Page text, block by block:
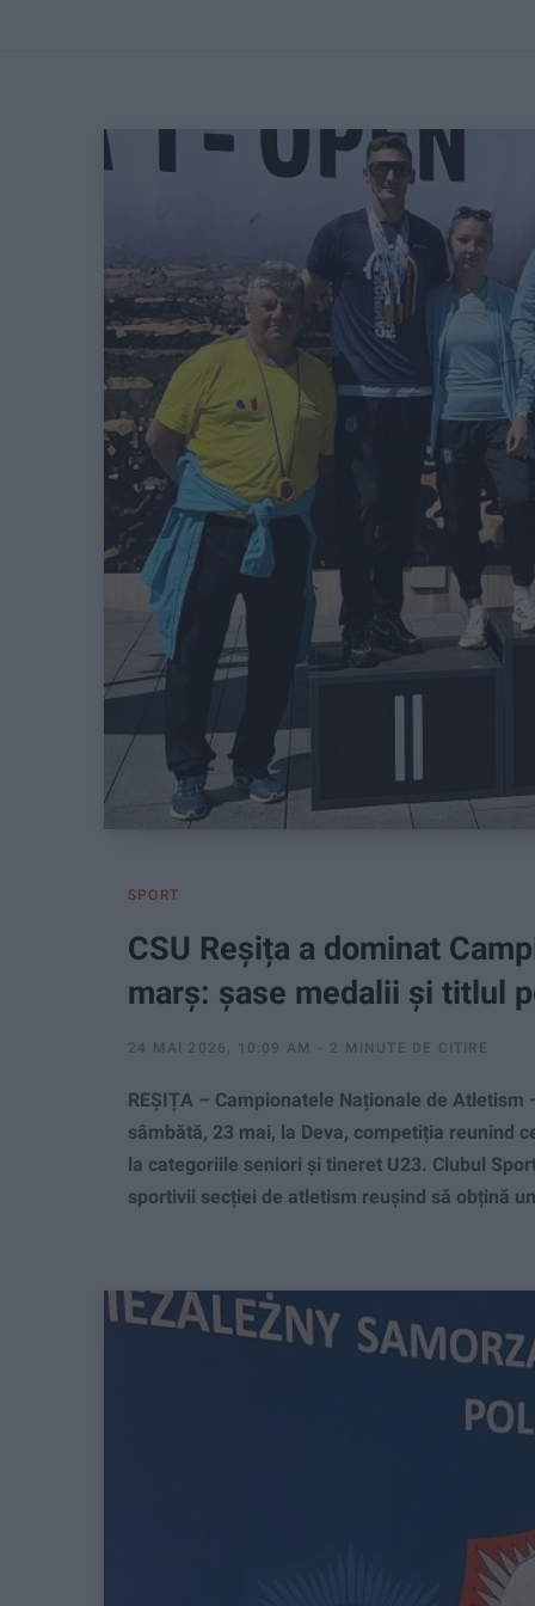
SPORT
CSU Reșița a dominat
marș: șase medalii și titlul
24 MAI 2026, 10:09 AM 2 MINUTE DE CITIRE
REȘIȚA – Campionatele Naționale de
sâmbătă, 23 mai, la Deva, competiția reunind
la categoriile seniori și tineret U23. Clubul
sportivii secției de atletism reușind să obțină